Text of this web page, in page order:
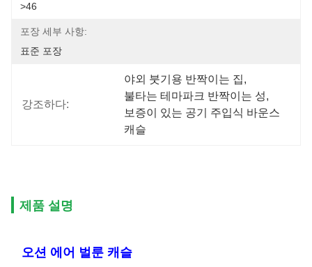
>46
포장 세부 사항:
표준 포장
강조하다:
야외 붓기용 반짝이는 집,
불타는 테마파크 반짝이는 성,
보증이 있는 공기 주입식 바운스
캐슬
제품 설명
오션 에어 벌룬 캐슬